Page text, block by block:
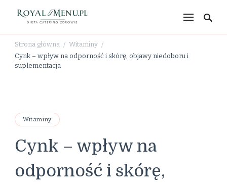
RoyalMenu.pl – dieta,
odżywianie
Strona główna / Witaminy /
Cynk – wpływ na odporność i skórę, objawy niedoboru i
suplementacja
Witaminy
Cynk – wpływ na
odporność i skórę,